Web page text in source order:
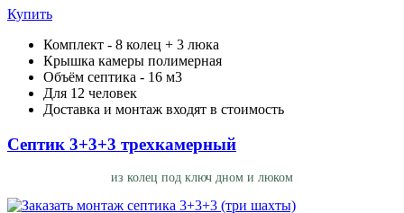
Купить
Комплект - 8 колец + 3 люка
Крышка камеры полимерная
Объём септика - 16 м3
Для 12 человек
Доставка и монтаж входят в стоимость
Септик 3+3+3 трехкамерный
из колец под ключ дном и люком